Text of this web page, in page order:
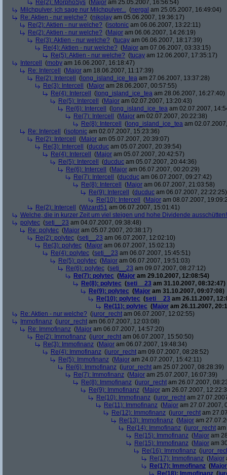
Re(2): MorphoSys (Major am 25.05.2007, 16:56:54)
Milchpulver, ich sage nur Milchpulver... (nergal am 25.05.2007, 16:49:04)
Re: Aktien - nur welche? (nikolay am 05.06.2007, 19:36:17)
Re(2): Aktien - nur welche? (isotonic am 06.06.2007, 13:22:11)
Re(2): Aktien - nur welche? (Major am 06.06.2007, 14:26:19)
Re(3): Aktien - nur welche? (tucay am 06.06.2007, 18:17:39)
Re(4): Aktien - nur welche? (Major am 07.06.2007, 03:33:15)
Re(5): Aktien - nur welche? (tucay am 12.06.2007, 17:35:17)
Intercell
(moby am 16.06.2007, 16:18:47)
Re: Intercell
(Major am 18.06.2007, 11:17:39)
Re(2): Intercell
( long_island_ice_tea am 27.06.2007, 13:37:28)
Re(3): Intercell
(Major am 28.06.2007, 00:57:55)
Re(4): Intercell
( long_island_ice_tea am 28.06.2007, 16:27:40)
Re(5): Intercell
(Major am 02.07.2007, 13:20:43)
Re(6): Intercell
( long_island_ice_tea am 02.07.2007,
Re(7): Intercell
(Major am 02.07.2007, 20:22:38)
Re(8): Intercell
( long_island_ice_tea am
Re: Intercell
(isotonic am 02.07.2007, 15:23:36)
Re(2): Intercell
(Major am 05.07.2007, 20:39:07)
Re(3): Intercell
(ducduc am 05.07.2007, 20:39:54)
Re(4): Intercell
(Major am 05.07.2007, 20:42:57)
Re(5): Intercell
(ducduc am 05.07.2007, 20:44:36)
Re(6): Intercell
(Major am 06.07.2007, 00:20:29)
Re(7): Intercell
(ducduc am 06.07.2007, 09:27:42)
Re(8): Intercell
(Major am 06.07.2007, 21:03:58)
Re(9): Intercell
(ducduc am 06.07.2007, 22:22:25)
Re(10): Intercell
(Major am 08.07.2007,
Re(2): Intercell
(Wizard51 am 06.07.2007, 15:01:41)
Welche, die in kurzer Zeit um viel steigen und hohe Dividende
polytec (seti__23 am 04.07.2007, 09:38:48)
Re: polytec (Major am 05.07.2007, 20:38:17)
Re(2): polytec (seti__23 am 06.07.2007, 12:02:10)
Re(3): polytec (Major am 06.07.2007, 15:02:13)
Re(4): polytec (seti__23 am 06.07.2007, 15:45:51)
Re(5): polytec (Major am 06.07.2007, 19:51:03)
Re(6): polytec (seti__23 am 09.07.2007, 08:27:12)
Re(7): polytec (Major am 29.10.2007, 12:08:54)
Re(8): polytec (seti__23 am 31.10.2007, 08:32:47)
Re(9): polytec (Major am 31.10.2007, 09:07:08)
Re(10): polytec (seti__23 am 26.11.2007,
Re(11): polytec (Major am 26.11.2007,
Re: Aktien - nur welche? (juror_recht am 06.07.2007, 12:02:55)
Immofinanz (juror_recht am 06.07.2007, 12:03:08)
Re: Immofinanz (Major am 06.07.2007, 14:57:20)
Re(2): Immofinanz (juror_recht am 06.07.2007, 15:50:50)
Re(3): Immofinanz (Major am 06.07.2007, 19:48:34)
Re(4): Immofinanz (juror_recht am 09.07.2007, 08:28:52)
Re(5): Immofinanz (Major am 24.07.2007, 15:42:11)
Re(6): Immofinanz (juror_recht am 25.07.2007, 08:28:39)
Re(7): Immofinanz (Major am 25.07.2007, 16:07:39)
Re(8): Immofinanz (juror_recht am 26.07.2007,
Re(9): Immofinanz (Major am 26.07.2007,
Re(10): Immofinanz (juror_recht am
Re(11): Immofinanz (Major am 27.07.2007,
Re(12): Immofinanz (juror_recht am
Re(13): Immofinanz (Major am
Re(14): Immofinanz (juror_recht
Re(15): Immofinanz (Major am
Re(15): Immofinanz (Major am
Re(16): Immofinanz (
Re(17): Immofinanz (Major
Re(17): Immofinanz (Major
Re(18): Immofinanz (